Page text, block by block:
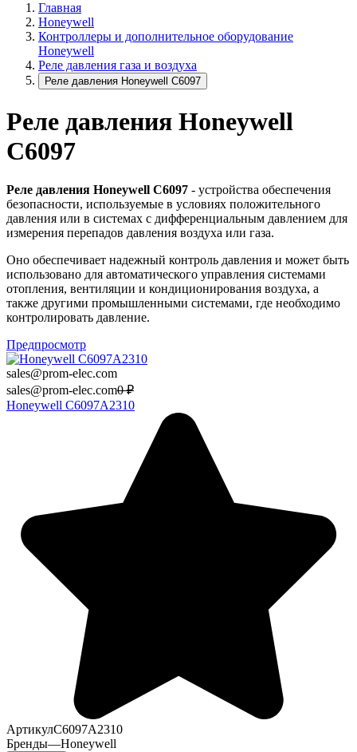
Главная
Honeywell
Контроллеры и дополнительное оборудование
Honeywell
Реле давления газа и воздуха
Реле давления Honeywell C6097
Реле давления Honeywell
C6097
Реле давления Honeywell C6097 - устройства обеспечения
безопасности, используемые в условиях положительного
давления или в системах с дифференциальным давлением для
измерения перепадов давления воздуха или газа.
Оно обеспечивает надежный контроль давления и может быть
использовано для автоматического управления системами
отопления, вентиляции и кондиционирования воздуха, а
также другими промышленными системами, где необходимо
контролировать давление.
Предпросмотр
sales@prom-elec.com
sales@prom-elec.com0 ₽
Honeywell C6097A2310
АртикулC6097A2310
Бренды—Honeywell